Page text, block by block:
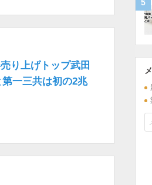
り上げトップ武田
一三共は初の2兆